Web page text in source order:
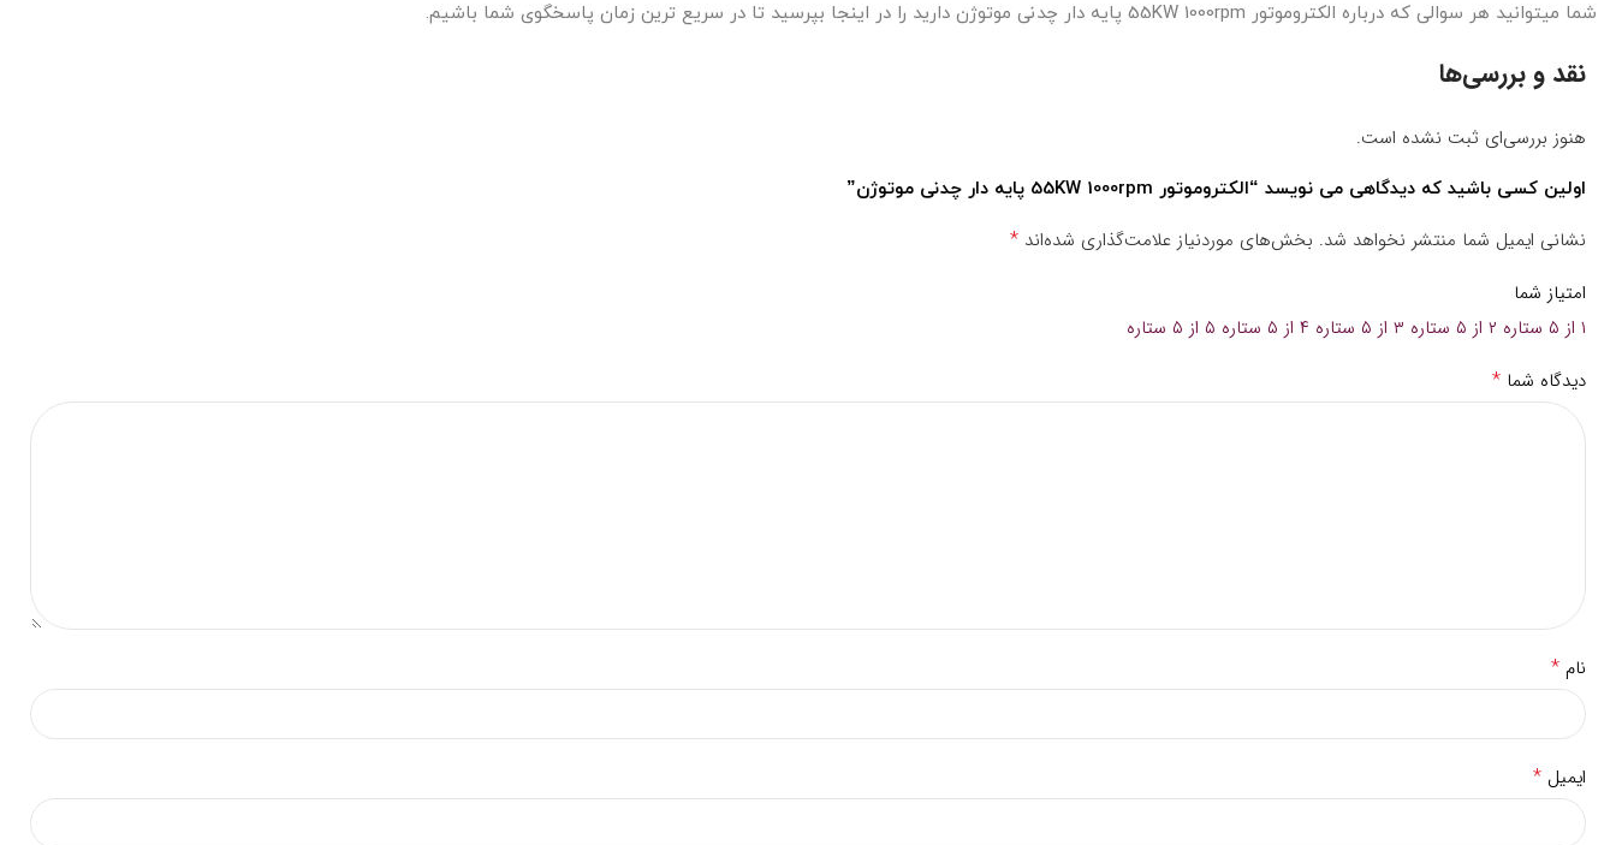
شما میتوانید هر سوالی که درباره الکتروموتور 55KW 1000rpm پایه دار چدنی موتوژن دارید را در اینجا بپرسید تا در سریع ترین زمان پاسخگوی شما باشیم.
نقد و بررسی‌ها
هنوز بررسی‌ای ثبت نشده است.
اولین کسی باشید که دیدگاهی می نویسد “الکتروموتور 55KW 1000rpm پایه دار چدنی موتوژن”
نشانی ایمیل شما منتشر نخواهد شد. بخش‌های موردنیاز علامت‌گذاری شده‌اند *
امتیاز شما
۱ از ۵ ستاره
۲ از ۵ ستاره ۳ از ۵ ستاره ۴ از ۵ ستاره
۵ از ۵ ستاره
دیدگاه شما *
نام *
ایمیل *